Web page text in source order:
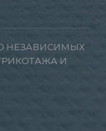
НЕЗАВИСИМЫХ
И